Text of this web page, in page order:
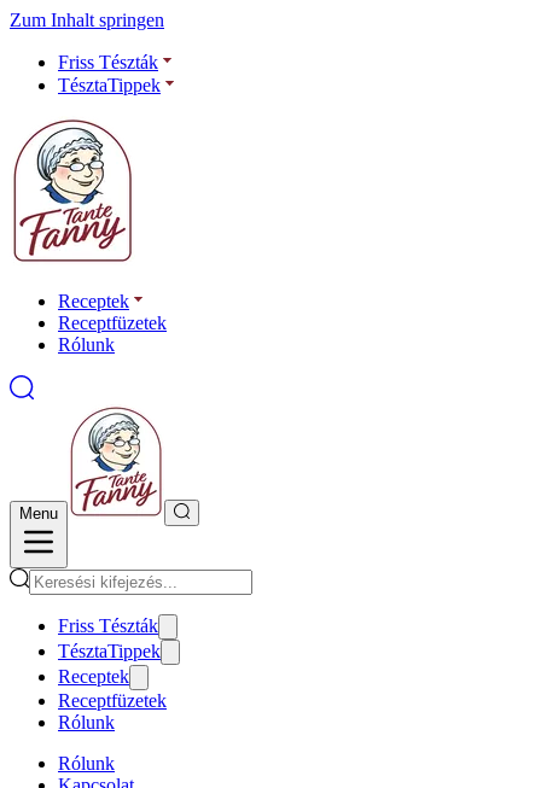
Zum Inhalt springen
Friss Tészták
TésztaTippek
Receptek
Receptfüzetek
Rólunk
Menu
Friss Tészták
TésztaTippek
Receptek
Receptfüzetek
Rólunk
Rólunk